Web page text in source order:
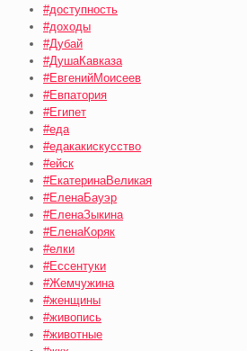
#доступность
#доходы
#Дубай
#ДушаКавказа
#ЕвгенийМоисеев
#Евпатория
#Египет
#еда
#едакакискусство
#ейск
#ЕкатеринаВеликая
#ЕленаБауэр
#ЕленаЗыкина
#ЕленаКоряк
#елки
#Ессентуки
#Жемчужина
#женщины
#живопись
#животные